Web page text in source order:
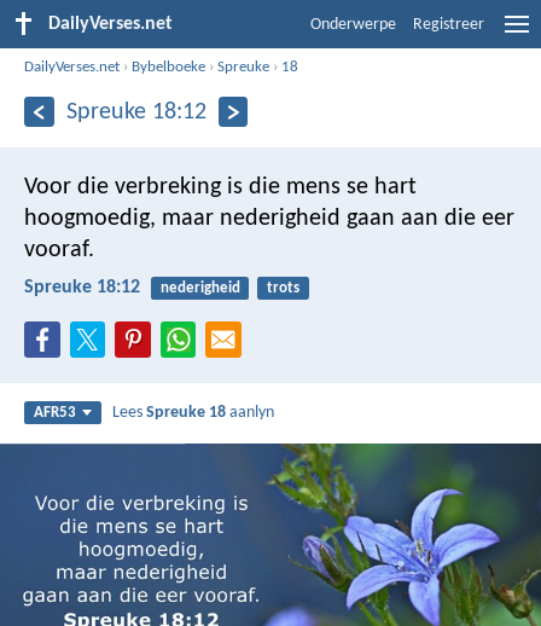
DailyVerses.net Onderwerpe Registreer
DailyVerses.net › Bybelboeke ›Spreuke › 18
Spreuke 18:12
Voor die verbreking is die mens se hart
hoogmoedig, maar nederigheid gaan aan die eer
vooraf.
Spreuke 18:12 nederigheid trots
AFR53 LeesSpreuke 18 aanlyn